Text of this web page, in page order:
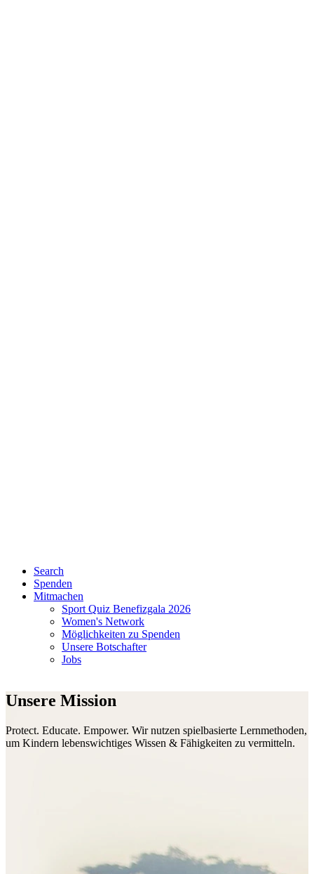
Search
Spenden
Mitmachen
Sport Quiz Benefizgala 2026
Women's Network
Möglichkeiten zu Spenden
Unsere Botschafter
Jobs
Unsere Mission
Protect. Educate. Empower. Wir nutzen spielbasierte Lernmethoden,
um Kindern lebenswichtiges Wissen & Fähigkeiten zu vermitteln.